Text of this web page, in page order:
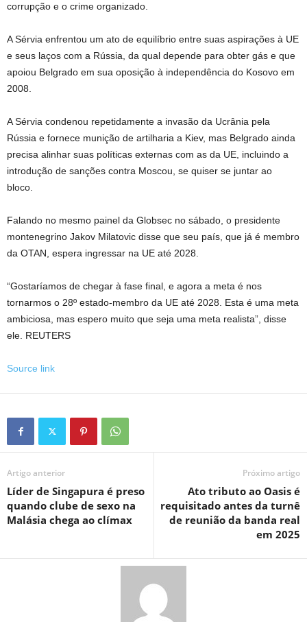
corrupção e o crime organizado.
A Sérvia enfrentou um ato de equilíbrio entre suas aspirações à UE
e seus laços com a Rússia, da qual depende para obter gás e que
apoiou Belgrado em sua oposição à independência do Kosovo em
2008.
A Sérvia condenou repetidamente a invasão da Ucrânia pela
Rússia e fornece munição de artilharia a Kiev, mas Belgrado ainda
precisa alinhar suas políticas externas com as da UE, incluindo a
introdução de sanções contra Moscou, se quiser se juntar ao
bloco.
Falando no mesmo painel da Globsec no sábado, o presidente
montenegrino Jakov Milatovic disse que seu país, que já é membro
da OTAN, espera ingressar na UE até 2028.
“Gostaríamos de chegar à fase final, e agora a meta é nos
tornarmos o 28º estado-membro da UE até 2028. Esta é uma meta
ambiciosa, mas espero muito que seja uma meta realista”, disse
ele. REUTERS
Source link
Artigo anterior
Líder de Singapura é preso
quando clube de sexo na
Malásia chega ao clímax
Próximo artigo
Ato tributo ao Oasis é
requisitado antes da turnê
de reunião da banda real
em 2025